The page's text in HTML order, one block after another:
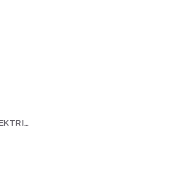
COZZE ROTIRAJUĆA ELEKTRIČNA PEĆ ZA PIZZU 13" (90446) PREMIUM